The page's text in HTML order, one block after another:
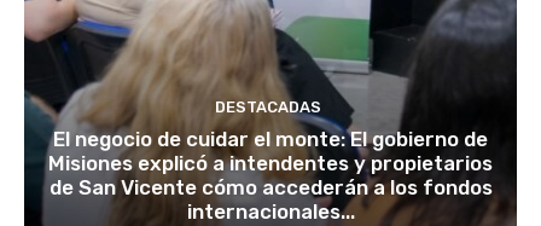
DESTACADAS
El negocio de cuidar el monte: El gobierno de
Misiones explicó a intendentes y propietarios
de San Vicente cómo accederán a los fondos
internacionales...